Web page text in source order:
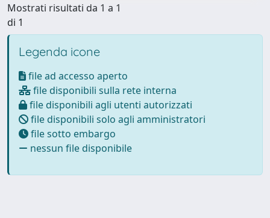
Mostrati risultati da 1 a 1
di 1
Legenda icone
file ad accesso aperto
file disponibili sulla rete interna
file disponibili agli utenti autorizzati
file disponibili solo agli amministratori
file sotto embargo
nessun file disponibile